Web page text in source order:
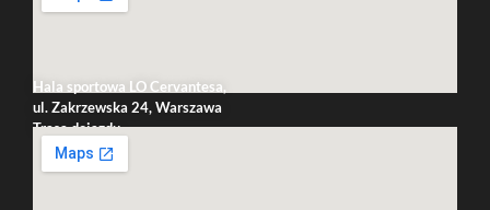
Hala sportowa LO Cervantesa,
ul. Zakrzewska 24, Warszawa
Trasa dojazdu